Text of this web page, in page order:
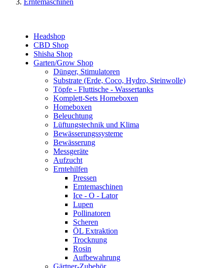
Erntemaschinen
Headshop
CBD Shop
Shisha Shop
Garten/Grow Shop
Dünger, Stimulatoren
Substrate (Erde, Coco, Hydro, Steinwolle)
Töpfe - Fluttische - Wassertanks
Komplett-Sets Homeboxen
Homeboxen
Beleuchtung
Lüftungstechnik und Klima
Bewässerungssysteme
Bewässerung
Messgeräte
Aufzucht
Erntehilfen
Pressen
Erntemaschinen
Ice - O - Lator
Lupen
Pollinatoren
Scheren
ÖL Extraktion
Trocknung
Rosin
Aufbewahrung
Gärtner-Zubehör